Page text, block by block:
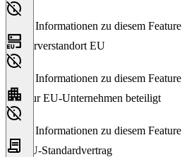
Keine Informationen zu diesem Feature
Serverstandort EU
Keine Informationen zu diesem Feature
Nur EU-Unternehmen beteiligt
Keine Informationen zu diesem Feature
EU-Standardvertrag